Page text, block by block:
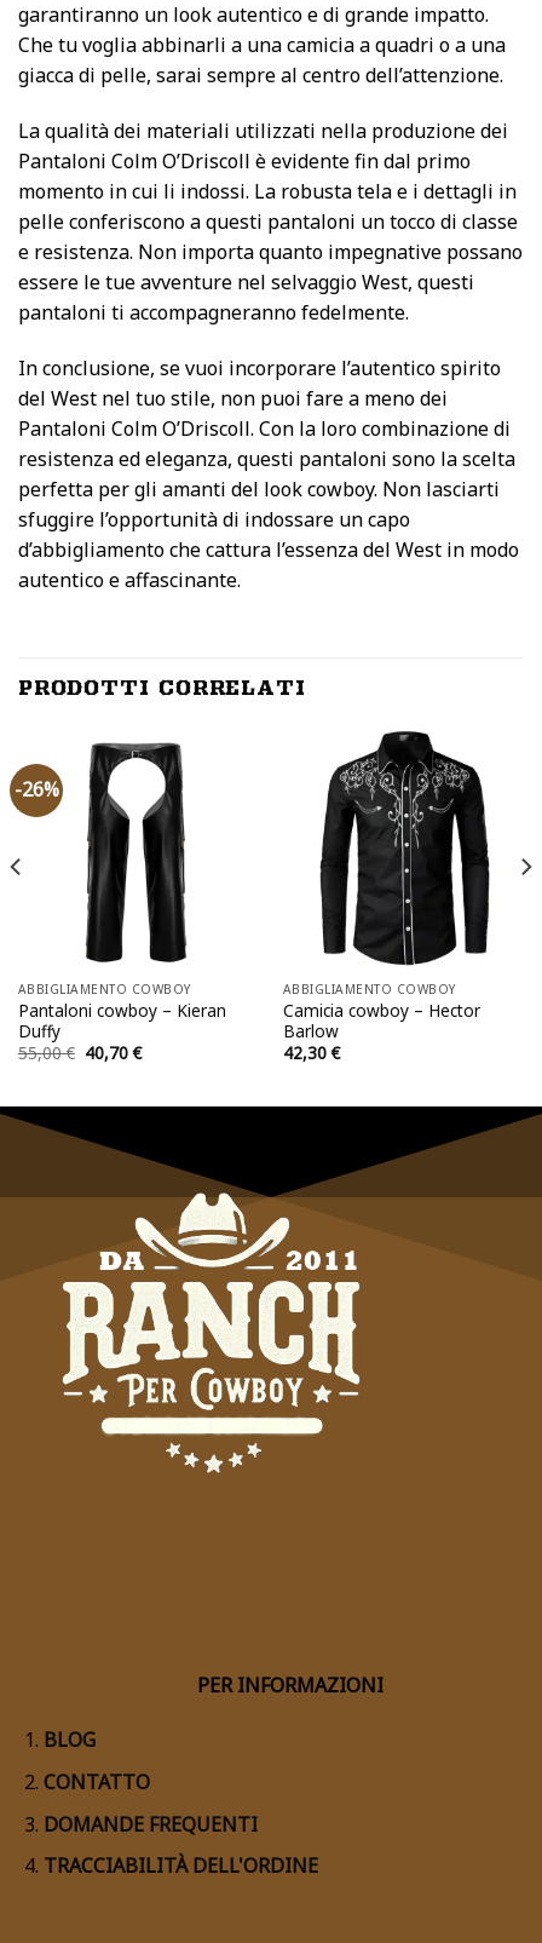
garantiranno un look autentico e di grande impatto.
Che tu voglia abbinarli a una camicia a quadri o a una
giacca di pelle, sarai sempre al centro dell’attenzione.
La qualità dei materiali utilizzati nella produzione dei
Pantaloni Colm O’Driscoll è evidente fin dal primo
momento in cui li indossi. La robusta tela e i dettagli in
pelle conferiscono a questi pantaloni un tocco di classe
e resistenza. Non importa quanto impegnative possano
essere le tue avventure nel selvaggio West, questi
pantaloni ti accompagneranno fedelmente.
In conclusione, se vuoi incorporare l’autentico spirito
del West nel tuo stile, non puoi fare a meno dei
Pantaloni Colm O’Driscoll. Con la loro combinazione di
resistenza ed eleganza, questi pantaloni sono la scelta
perfetta per gli amanti del look cowboy. Non lasciarti
sfuggire l’opportunità di indossare un capo
d’abbigliamento che cattura l’essenza del West in modo
autentico e affascinante.
PRODOTTI CORRELATI
-26%
ABBIGLIAMENTO COWBOY
Pantaloni cowboy – Kieran
Duffy
55,00€ Il
prezzo
55,00 €.
40,70€Il
prezzo
40,70 €.
ABBIGLIAMENTO COWBOY
Camicia cowboy – Hector
Barlow
42,30€
PER INFORMAZIONI
BLOG
CONTATTO
DOMANDE FREQUENTI
TRACCIABILITÀ DELL'ORDINE